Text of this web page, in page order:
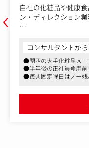
‹
自社の化粧品や健康
ン・ディレクション業
・商品パッケージや
・新たなブランドの提
・撮影・デザインデ
・関連部署との折衝
など
流れてきたデザイン
ンド価値がプラスに
コンサルタントか
●関西の大手化粧品メー
●半年後の正社員登用前
●毎週固定曜日はノー残